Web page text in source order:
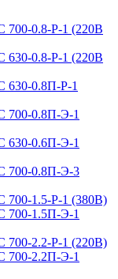
700-0.8-Р-1 (220В
630-0.8-Р-1 (220В
630-0.8П-Р-1
700-0.8П-Э-1
630-0.6П-Э-1
700-0.8П-Э-3
700-1.5-Р-1 (380В)
700-1.5П-Э-1
700-2.2-Р-1 (220В)
700-2.2П-Э-1